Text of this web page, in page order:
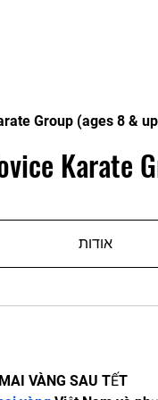
Group (ages 8 &
Karate
אודות
VÀNG SAU TẾT